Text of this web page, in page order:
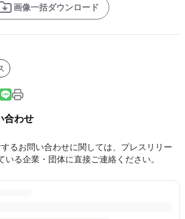
画像一括ダウンロード
合わせ
るお問い合わせに関しては、プレスリリー
いる企業・団体に直接ご連絡ください。